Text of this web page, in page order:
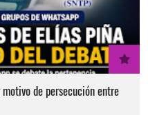
de persecución entre